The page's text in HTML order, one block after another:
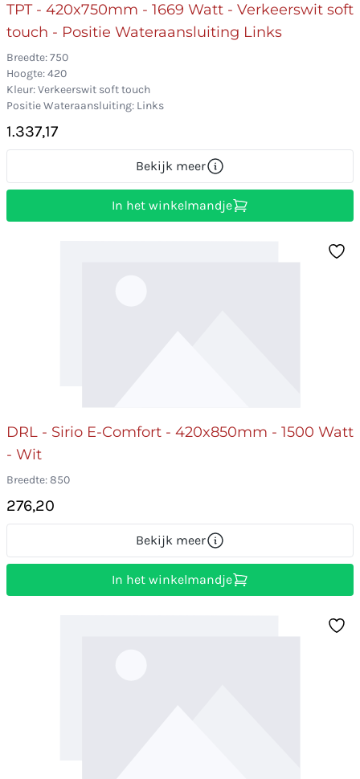
TPT - 420x750mm - 1669 Watt - Verkeerswit soft
touch - Positie Wateraansluiting Links
Breedte: 750
Hoogte: 420
Kleur: Verkeerswit soft touch
Positie Wateraansluiting: Links
1.337,17
Bekijk meer
In het winkelmandje
DRL - Sirio E-Comfort - 420x850mm - 1500 Watt
- Wit
Breedte: 850
276,20
Bekijk meer
In het winkelmandje